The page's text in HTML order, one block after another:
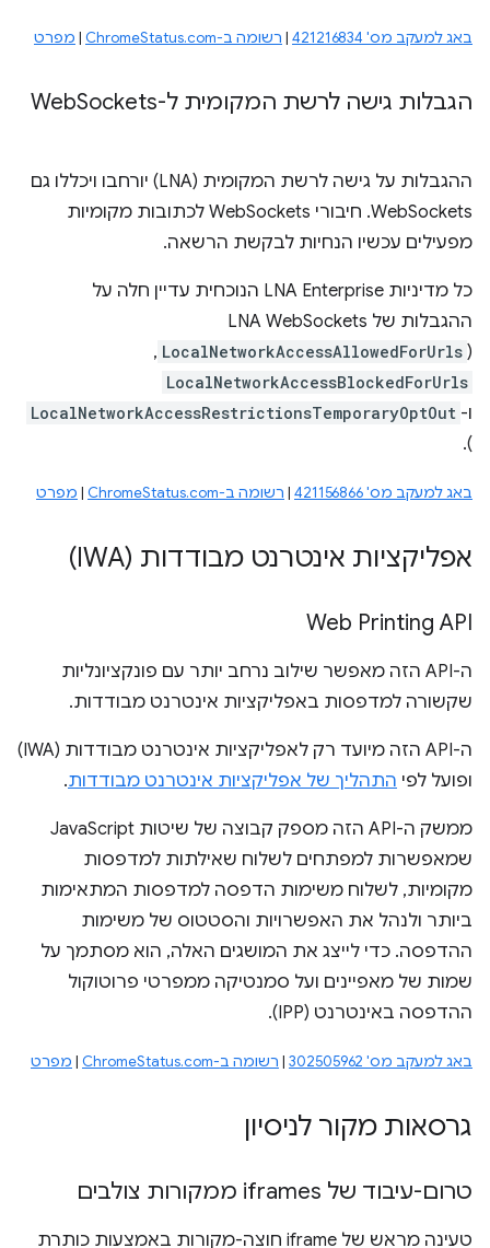
באג למעקב מס' 421216834 | רשומה ב-ChromeStatus.com | מפרט
הגבלות גישה לרשת המקומית ל-WebSockets
ההגבלות על גישה לרשת המקומית (LNA) יורחבו ויכללו גם
WebSockets. חיבורי WebSockets לכתובות מקומיות
מפעילים עכשיו הנחיות לבקשת הרשאה.
כל מדיניות LNA Enterprise הנוכחית עדיין חלה על
ההגבלות של LNA WebSockets
(
LocalNetworkAccessAllowedForUrls
,‏
LocalNetworkAccessBlockedForUrls
ו- LocalNetworkAccessRestrictionsTemporaryOptOut
).
באג למעקב מס' 421156866 | רשומה ב-ChromeStatus.com | מפרט
אפליקציות אינטרנט מבודדות (IWA)
Web Printing API
ה-API הזה מאפשר שילוב נרחב יותר עם פונקציונליות
שקשורה למדפסות באפליקציות אינטרנט מבודדות.
ה-API הזה מיועד רק לאפליקציות אינטרנט מבודדות (IWA)
ופועל לפי התהליך של אפליקציות אינטרנט מבודדות.
ממשק ה-API הזה מספק קבוצה של שיטות JavaScript
שמאפשרות למפתחים לשלוח שאילתות למדפסות
מקומיות, לשלוח משימות הדפסה למדפסות המתאימות
ביותר ולנהל את האפשרויות והסטטוס של משימות
ההדפסה. כדי לייצג את המושגים האלה, הוא מסתמך על
שמות של מאפיינים ועל סמנטיקה ממפרטי פרוטוקול
ההדפסה באינטרנט (IPP).
באג למעקב מס' 302505962 | רשומה ב-ChromeStatus.com | מפרט
גרסאות מקור לניסיון
טרום-עיבוד של iframes ממקורות צולבים
טעינה מראש של iframe חוצה-מקורות באמצעות כותרת